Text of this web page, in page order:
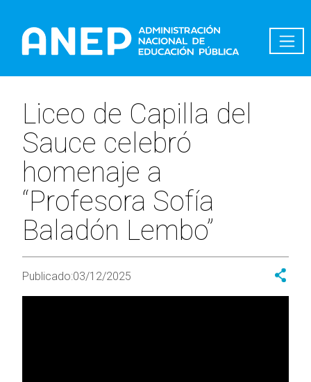
Liceo de Capilla del
Sauce celebró
homenaje a
“Profesora Sofía
Baladón Lembo”
Publicado:03/12/2025